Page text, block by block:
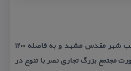
هتل خانه سبز واقع درقلب شهر مقدس مشهد و به فاصله ۱۲۰۰
مجتمع بزرگ تجاری نصر با تنوع در